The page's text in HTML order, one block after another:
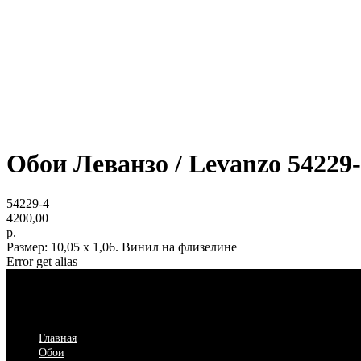
Обои Леванзо / Levanzo
54229-4
4200,00
р.
Размер: 10,05 х 1,06. Винил на флизелине
Error get alias
Главная
Обои